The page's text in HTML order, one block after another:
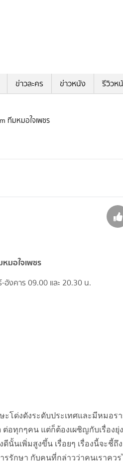
ข่าวละคร ข่าวหนัง รีวิวห
ทีมหมอใจเพชร
หมอใจเพชร
งคาร 09.00 และ 20.30 น.
งดังระดับประเทศและมีหมอรา
อทุกๆคน แต่ก็ต้องเผชิญกับเรื่องยุ่
นั้นเพิ่มสูงขึ้น เรื่อยๆ เรื่องนี้จะชี้
รักษา กับคนที่กล่าวว่าคนเราควร